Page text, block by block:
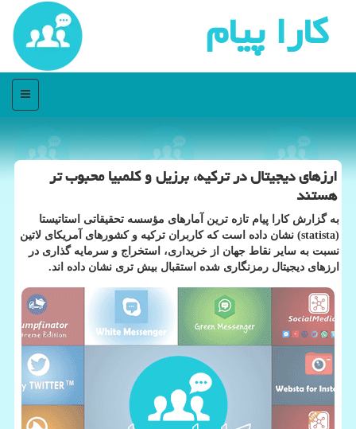
كارا پیام
منو
ارزهای دیجیتال در تركیه، برزیل و كلمبیا محبوب تر
هستند
به گزارش كارا پیام تازه ترین آمارهای مؤسسه تحقیقاتی استاتیستا
(statista) نشان داده است كه كاربران تركیه و كشورهای آمریكای لاتین
نسبت به سایر نقاط جهان از خریداری، استخراج و سرمایه گذاری در
ارزهای دیجیتال رمزنگاری شده استقبال بیش تری نشان داده اند.